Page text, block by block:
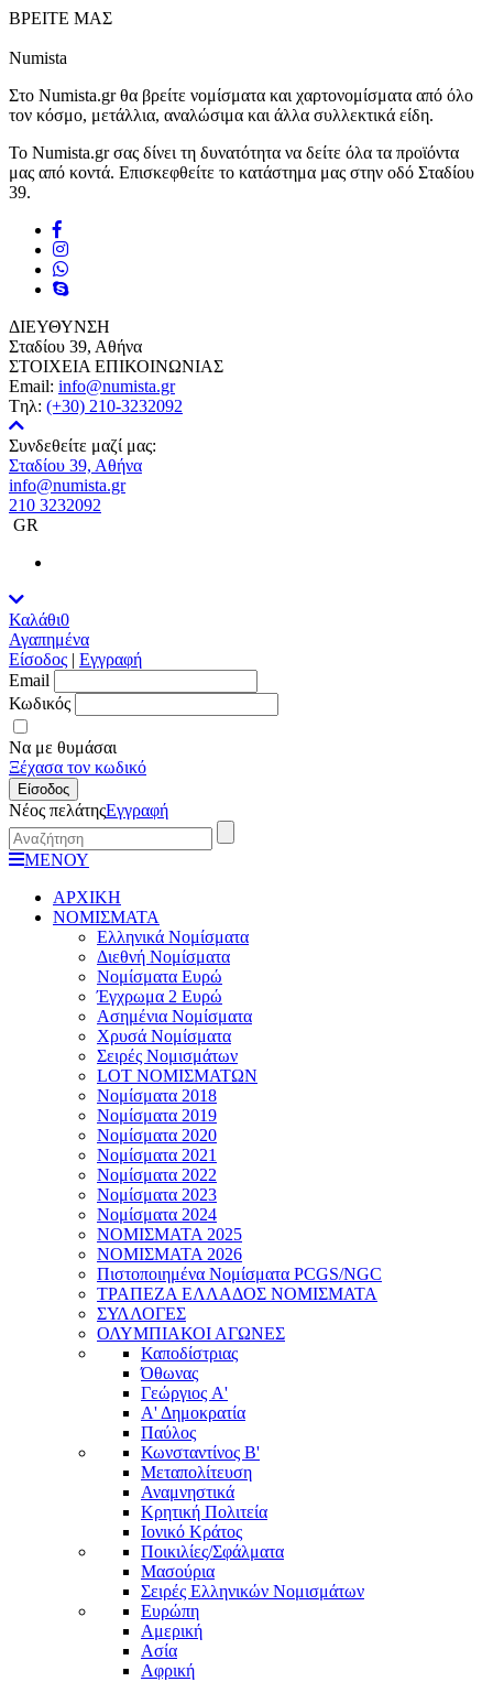
ΒΡΕΙΤΕ ΜΑΣ
Numista
Στο Numista.gr θα βρείτε νομίσματα και χαρτονομίσματα από όλο
τον κόσμο, μετάλλια, αναλώσιμα και άλλα συλλεκτικά είδη.
Το Numista.gr σας δίνει τη δυνατότητα να δείτε όλα τα προϊόντα
μας από κοντά. Επισκεφθείτε το κατάστημα μας στην οδό Σταδίου
39.
ΔΙΕΥΘΥΝΣΗ
Σταδίου 39, Αθήνα
ΣΤΟΙΧΕΙΑ ΕΠΙΚΟΙΝΩΝΙΑΣ
Email: info@numista.gr
Tηλ: (+30) 210-3232092
Συνδεθείτε μαζί μας:
Σταδίου 39, Αθήνα
info@numista.gr
210 3232092
GR
Καλάθι0
Αγαπημένα
Είσοδος | Εγγραφή
Εmail
Κωδικός
Να με θυμάσαι
Ξέχασα τον κωδικό
Είσοδος
Νέος πελάτηςΕγγραφή
ΜΕΝΟΥ
ΑΡΧΙΚΗ
ΝΟΜΙΣΜΑΤΑ
Ελληνικά Νομίσματα
Διεθνή Νομίσματα
Νομίσματα Ευρώ
Έγχρωμα 2 Ευρώ
Ασημένια Νομίσματα
Χρυσά Νομίσματα
Σειρές Νομισμάτων
LOT ΝΟΜΙΣΜΑΤΩΝ
Νομίσματα 2018
Νομίσματα 2019
Νομίσματα 2020
Νομίσματα 2021
Νομίσματα 2022
Νομίσματα 2023
Νομίσματα 2024
ΝΟΜΙΣΜΑΤΑ 2025
ΝΟΜΙΣΜΑΤΑ 2026
Πιστοποιημένα Νομίσματα PCGS/NGC
ΤΡΑΠΕΖΑ ΕΛΛΑΔΟΣ ΝΟΜΙΣΜΑΤΑ
ΣΥΛΛΟΓΕΣ
ΟΛΥΜΠΙΑΚΟΙ ΑΓΩΝΕΣ
Καποδίστριας
Όθωνας
Γεώργιος A'
Α' Δημοκρατία
Παύλος
Κωνσταντίνος Β'
Μεταπολίτευση
Αναμνηστικά
Κρητική Πολιτεία
Ιονικό Κράτος
Ποικιλίες/Σφάλματα
Μασούρια
Σειρές Ελληνικών Νομισμάτων
Ευρώπη
Αμερική
Ασία
Αφρική